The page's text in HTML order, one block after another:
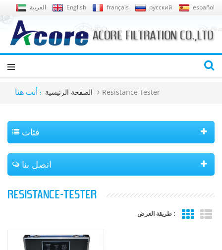
العربية English français русский español
أنت هنا : الصفحة الرئيسية Resistance-Tester
فئات
اتصل بنا
RESISTANCE-TESTER
طريقة العرض :